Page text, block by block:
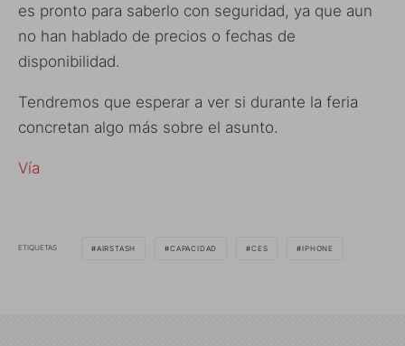
es pronto para saberlo con seguridad, ya que aun
no han hablado de precios o fechas de
disponibilidad.
Tendremos que esperar a ver si durante la feria
concretan algo más sobre el asunto.
Vía
ETIQUETAS AIRSTASH CAPACIDAD CES IPHONE